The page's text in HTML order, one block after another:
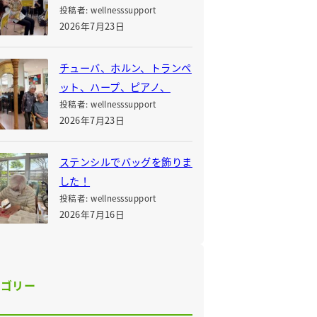
投稿者: wellnesssupport
2026年7月23日
チューバ、ホルン、トランペ
ット、ハープ、ピアノ、
投稿者: wellnesssupport
2026年7月23日
ステンシルでバッグを飾りま
した！
投稿者: wellnesssupport
2026年7月16日
リー